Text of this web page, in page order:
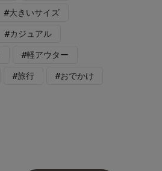
#大きいサイズ
#カジュアル
#軽アウター
#旅行 #おでかけ